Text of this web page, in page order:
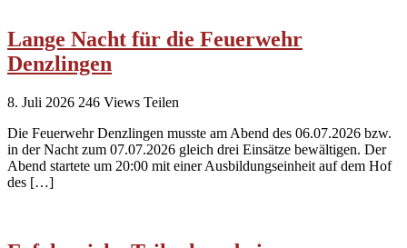
Lange Nacht für die Feuerwehr
Denzlingen
8. Juli 2026 246 Views Teilen
Die Feuerwehr Denzlingen musste am Abend des 06.07.2026 bzw.
in der Nacht zum 07.07.2026 gleich drei Einsätze bewältigen. Der
Abend startete um 20:00 mit einer Ausbildungseinheit auf dem Hof
des […]